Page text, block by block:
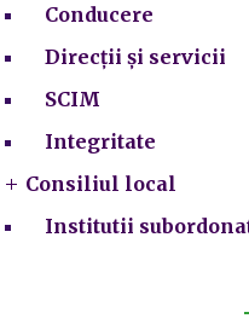
Conducere
Direcții și servicii
SCIM
Integritate
Consiliul local
Institutii